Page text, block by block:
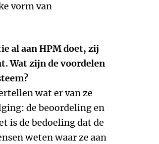
vorm van
al aan HPM doet, zij
Wat zijn de voordelen
wat er van ze
de beoordeling en
is de bedoeling dat de
weten waar ze aan